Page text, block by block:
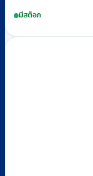
มีสต็อก